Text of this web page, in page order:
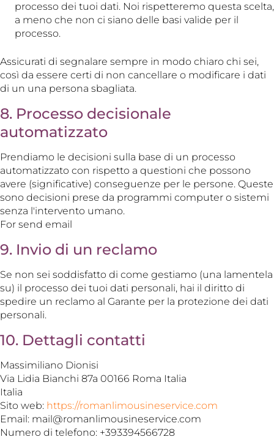
processo dei tuoi dati. Noi rispetteremo questa scelta,
a meno che non ci siano delle basi valide per il
processo.
Assicurati di segnalare sempre in modo chiaro chi sei,
così da essere certi di non cancellare o modificare i dati
di un una persona sbagliata.
8. Processo decisionale
automatizzato
Prendiamo le decisioni sulla base di un processo
automatizzato con rispetto a questioni che possono
avere (significative) conseguenze per le persone. Queste
sono decisioni prese da programmi computer o sistemi
senza l'intervento umano.
For send email
9. Invio di un reclamo
Se non sei soddisfatto di come gestiamo (una lamentela
su) il processo dei tuoi dati personali, hai il diritto di
spedire un reclamo al Garante per la protezione dei dati
personali.
10. Dettagli contatti
Massimiliano Dionisi
Via Lidia Bianchi 87a 00166 Roma Italia
Italia
Sito web: https://romanlimousineservice.com
Email: mail@romanlimousineservice.com
Numero di telefono: +393394566728